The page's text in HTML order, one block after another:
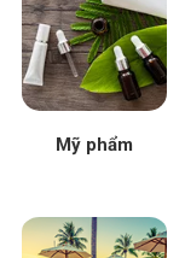
Mỹ phẩm